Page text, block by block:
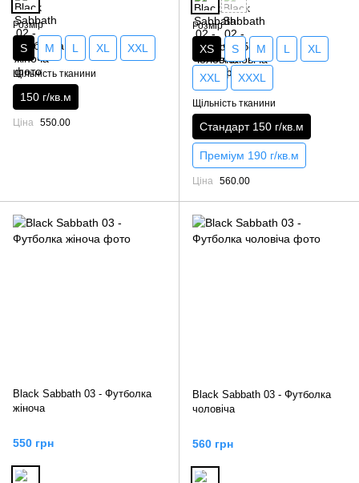
Розмір
S M L XL XXL
Щільність тканини
150 г/кв.м
Ціна 550.00
Розмір
XS S M L XL
XXL XXXL
Щільність тканини
Стандарт 150 г/кв.м
Преміум 190 г/кв.м
Ціна 560.00
Black Sabbath 03 - Футболка
жіноча
550 грн
Black Sabbath 03 - Футболка
чоловіча
560 грн